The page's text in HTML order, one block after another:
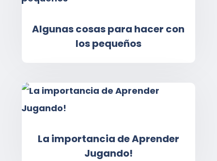
Algunas cosas para hacer con
los pequeños
La importancia de Aprender
Jugando!